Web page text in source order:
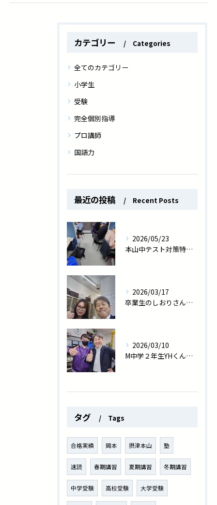
カテゴリー Categories
全てのカテゴリー
小学生
受験
完全個別指導
プロ講師
国語力
最近の投稿 Recent Posts
2026/05/23
本山中テスト対策特訓中！
2026/03/17
卒業生のしおりさん、医師国家試験に見事合格しました！
2026/03/10
M中学２年生YHくん、学年末テストで過去最高の数学91点！
タグ Tags
合格実績 岡本 摂津本山 塾
速読 春期講習 夏期講習 冬期講習
中学受験 高校受験 大学受験